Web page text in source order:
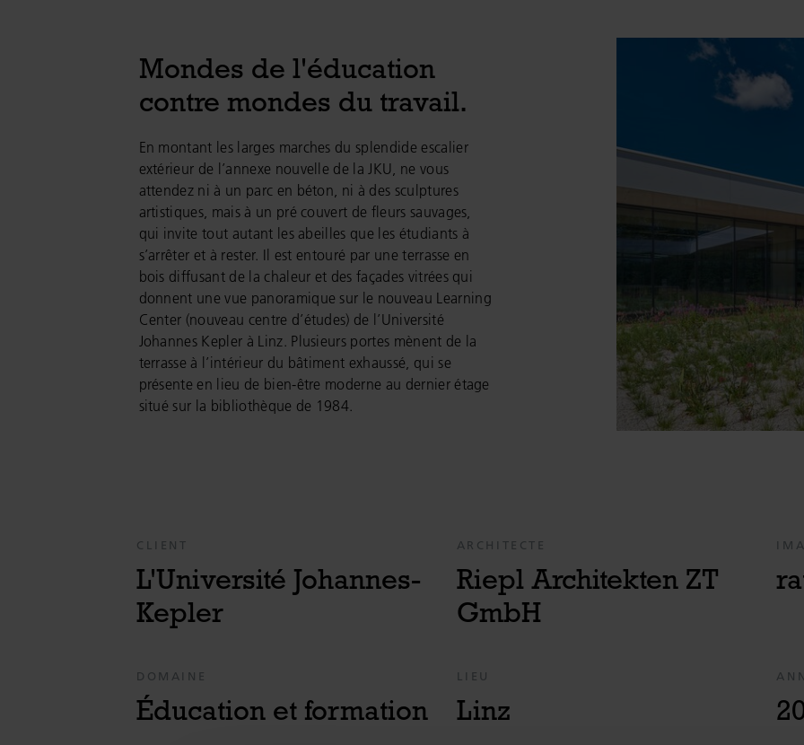
Mondes de l'éducation
contre mondes du travail.
En montant les larges marches du splendide escalier
extérieur de l’annexe nouvelle de la JKU, ne vous
attendez ni à un parc en béton, ni à des sculptures
artistiques, mais à un pré couvert de fleurs sauvages,
qui invite tout autant les abeilles que les étudiants à
s’arrêter et à rester. Il est entouré par une terrasse en
bois diffusant de la chaleur et des façades vitrées qui
donnent une vue panoramique sur le nouveau Learning
Center (nouveau centre d’études) de l’Université
Johannes Kepler à Linz. Plusieurs portes mènent de la
terrasse à l’intérieur du bâtiment exhaussé, qui se
présente en lieu de bien-être moderne au dernier étage
situé sur la bibliothèque de 1984.
CLIENT
L'Université Johannes-
Kepler
ARCHITECTE
Riepl Architekten ZT
GmbH
DOMAINE
Éducation et formation
LIEU
Linz